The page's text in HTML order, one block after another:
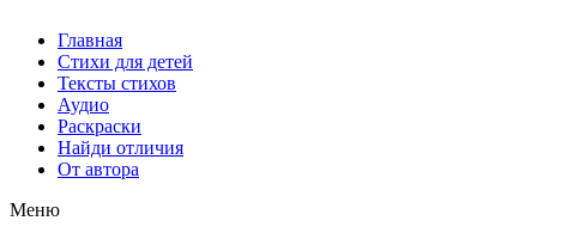
Главная
Стихи для детей
Тексты стихов
Аудио
Раскраски
Найди отличия
От автора
Меню